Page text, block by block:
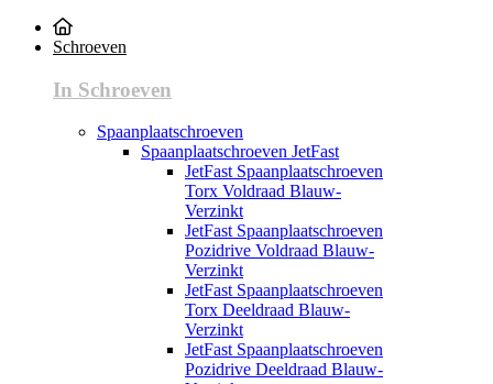
Schroeven
In Schroeven
Spaanplaatschroeven
Spaanplaatschroeven JetFast
JetFast Spaanplaatschroeven
Torx Voldraad Blauw-
Verzinkt
JetFast Spaanplaatschroeven
Pozidrive Voldraad Blauw-
Verzinkt
JetFast Spaanplaatschroeven
Torx Deeldraad Blauw-
Verzinkt
JetFast Spaanplaatschroeven
Pozidrive Deeldraad Blauw-